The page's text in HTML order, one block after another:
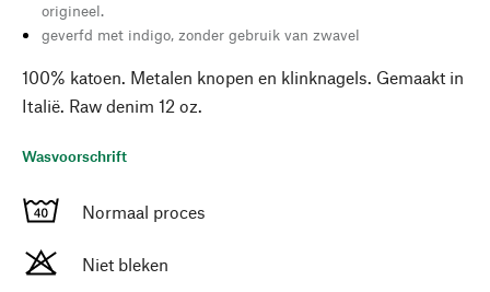
origineel.
geverfd met indigo, zonder gebruik van zwavel
100% katoen. Metalen knopen en klinknagels. Gemaakt in
Italië. Raw denim 12 oz.
Wasvoorschrift
Normaal proces
Niet bleken